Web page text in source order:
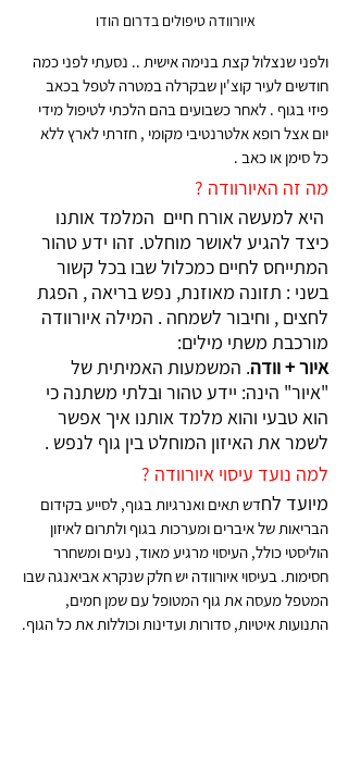
איורוודה טיפולים בדרום הודו
ולפני שנצלול קצת בנימה אישית .. נסעתי לפני כמה
חודשים לעיר קוצ'ין שבקרלה במטרה לטפל בכאב
פיזי בגוף . לאחר כשבועים בהם הלכתי לטיפול מידי
יום אצל רופא אלטרנטיבי מקומי , חזרתי לארץ ללא
כל סימן או כאב .
מה זה האיורוודה ?
היא למעשה אורח חיים  המלמד אותנו
כיצד להגיע לאושר מוחלט. זהו ידע טהור
המתייחס לחיים כמכלול שבו בכל קשור
בשני : תזונה מאוזנת, נפש בריאה , הפגת
לחצים , וחיבור לשמחה . המילה איורוודה
מורכבת משתי מילים:
איור + וודה. המשמעות האמיתית של
"איור" הינה: יידע טהור ובלתי משתנה כי
הוא טבעי והוא מלמד אותנו איך אפשר
לשמר את האיזון המוחלט בין גוף לנפש .
למה נועד עיסוי איורוודה ?
מיועד לחדש תאים ואנרגיות בגוף, לסייע בקידום
הבריאות של איברים ומערכות בגוף ולתרום לאיזון
הוליסטי כולל, העיסוי מרגיע מאוד, נעים ומשחרר
חסימות. בעיסוי איורוודה יש חלק שנקרא אביאנגה שבו
המטפל מעסה את גוף המטופל עם שמן חמים,
התנועות איטיות, סדורות ועדינות וכוללות את כל הגוף.